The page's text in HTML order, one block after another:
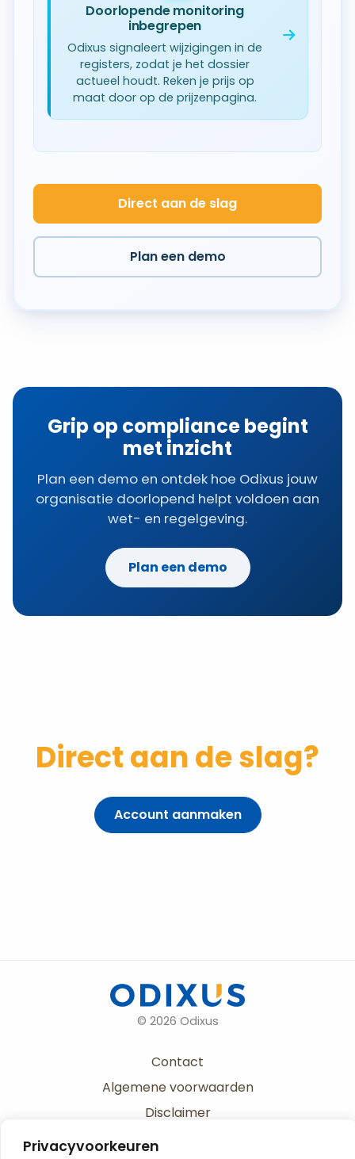
Privacyvoorkeuren
Doorlopende monitoring
inbegrepen
Odixus signaleert wijzigingen in de
registers, zodat je het dossier
actueel houdt. Reken je prijs op
maat door op de prijzenpagina.
Direct aan de slag
Plan een demo
Grip op compliance begint
met inzicht
Plan een demo en ontdek hoe Odixus jouw
organisatie doorlopend helpt voldoen aan
wet- en regelgeving.
Plan een demo
Direct aan de slag?
Account aanmaken
© 2026 Odixus
Contact
Algemene voorwaarden
Disclaimer